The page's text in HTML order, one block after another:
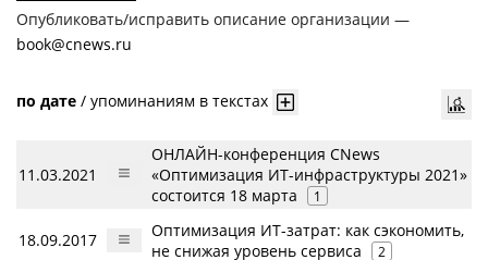
Опубликовать/исправить описание организации —
book@cnews.ru
по дате / упоминаниям в текстах
11.03.2021
ОНЛАЙН-конференция CNews
«Оптимизация ИТ-инфраструктуры 2021»
состоится 18 марта
1
18.09.2017
Оптимизация ИТ-затрат: как сэкономить,
не снижая уровень сервиса
2